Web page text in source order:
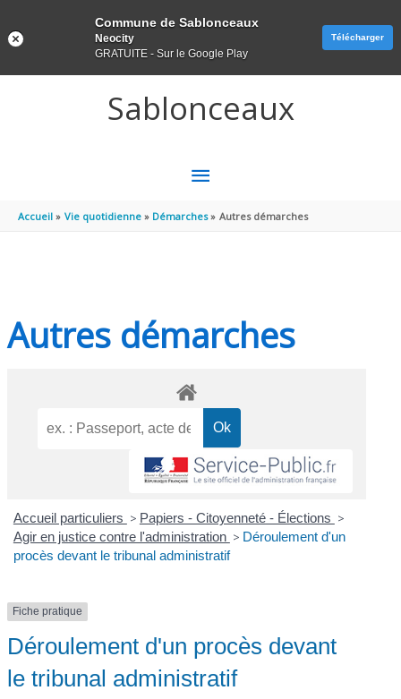
Sablonceaux
MENU
PRINCIPAL
Accueil Vie quotidienne Démarches Autres démarches
Autres démarches
Accueil particuliers > Papiers - Citoyenneté - Élections >
Agir en justice contre l'administration > Déroulement d'un
procès devant le tribunal administratif
Fiche pratique
Déroulement d'un procès devant
le tribunal administratif
Commune de Sablonceaux
Neocity
GRATUITE - Sur le Google Play
Télécharger